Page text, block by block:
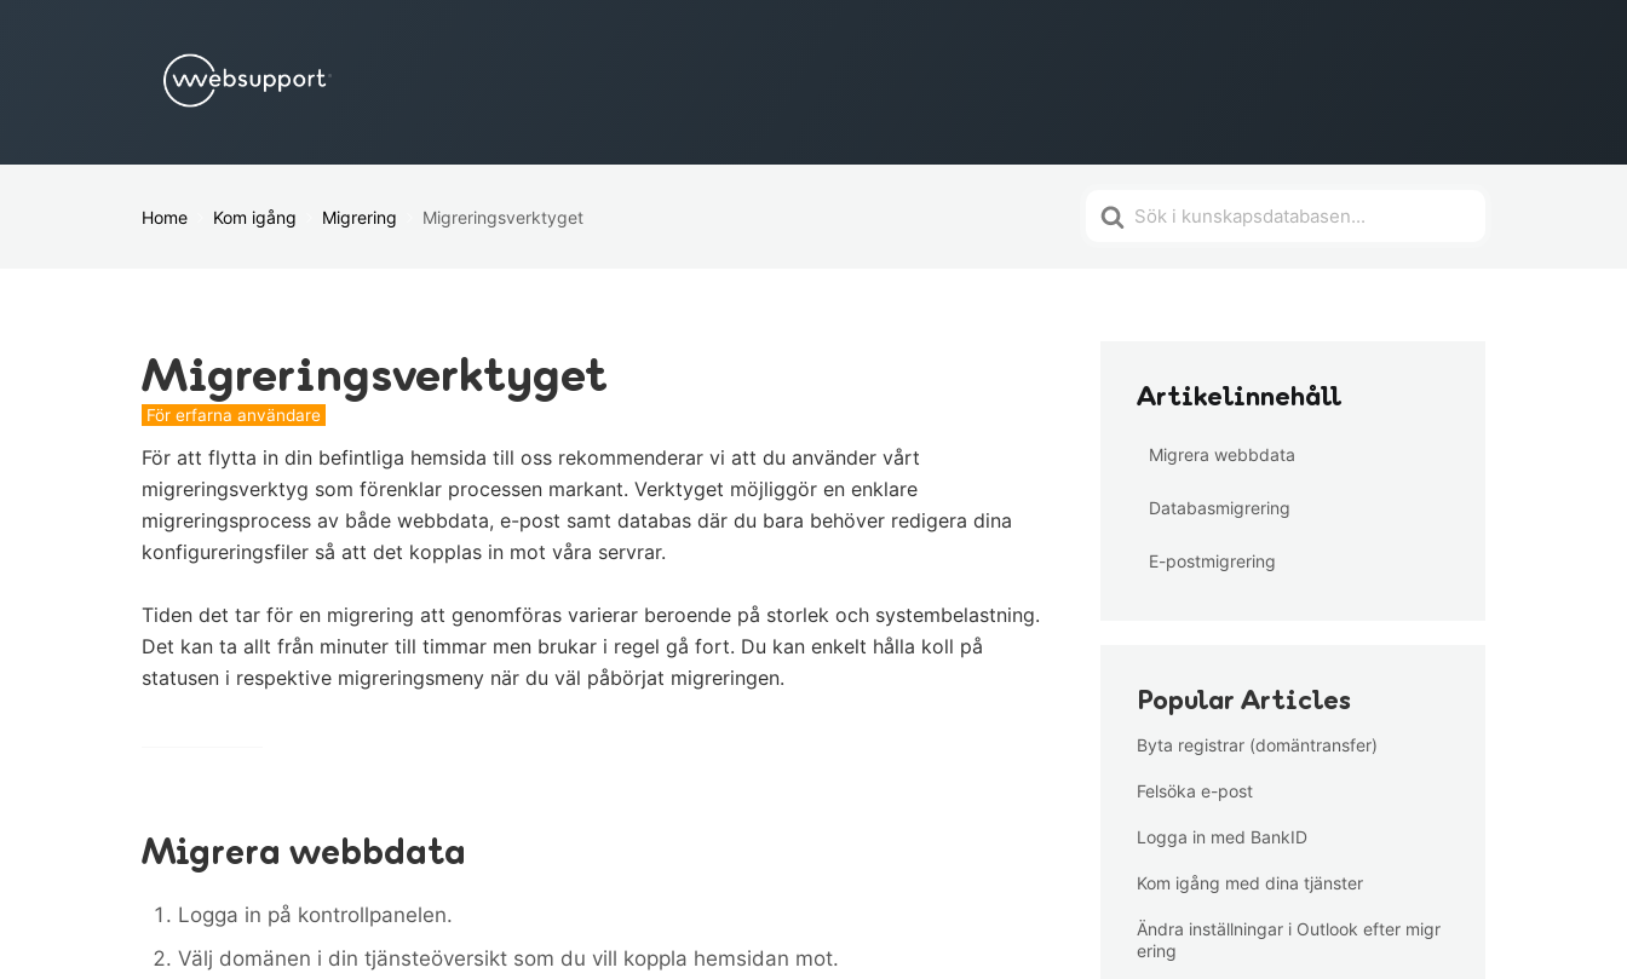
Home Kom igång Migrering Migreringsverktyget
Söker
efter
Migreringsverktyget
För erfarna användare
För att flytta in din befintliga hemsida till oss rekommenderar vi att du använder vårt
migreringsverktyg som förenklar processen markant. Verktyget möjliggör en enklare
migreringsprocess av både webbdata, e-post samt databas där du bara behöver redigera dina
konfigureringsfiler så att det kopplas in mot våra servrar.
Tiden det tar för en migrering att genomföras varierar beroende på storlek och systembelastning.
Det kan ta allt från minuter till timmar men brukar i regel gå fort. Du kan enkelt hålla koll på
statusen i respektive migreringsmeny när du väl påbörjat migreringen.
Migrera webbdata
Logga in på kontrollpanelen.
Välj domänen i din tjänsteöversikt som du vill koppla hemsidan mot.
Artikelinnehåll
Migrera webbdata
Databasmigrering
E-postmigrering
Popular Articles
Byta registrar (domäntransfer)
Felsöka e-post
Logga in med BankID
Kom igång med dina tjänster
Ändra inställningar i Outlook efter migr
ering